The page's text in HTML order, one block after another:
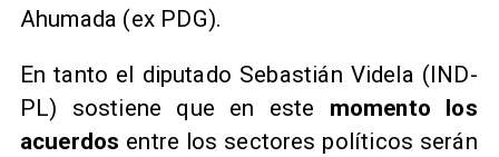
Ahumada (ex PDG).
En tanto el diputado Sebastián Videla (IND-
PL) sostiene que en este momento los
acuerdos entre los sectores políticos serán